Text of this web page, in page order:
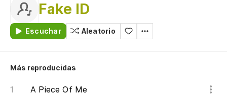
Fake ID
Escuchar Aleatorio
Más reproducidas
A Piece Of Me